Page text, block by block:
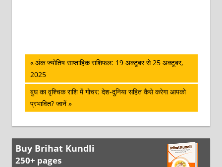
पोस्ट
नेविगेशन
Previous
Post:
अंक ज्योतिष साप्ताहिक राशिफल: 19 अक्‍टूबर से 25 अक्‍टूबर,
2025
Next
Post:
बुध का वृश्चिक राशि में गोचर: देश-दुनिया सहित कैसे करेगा आपको
प्रभावित? जानें
Buy Brihat Kundli
250+ pages